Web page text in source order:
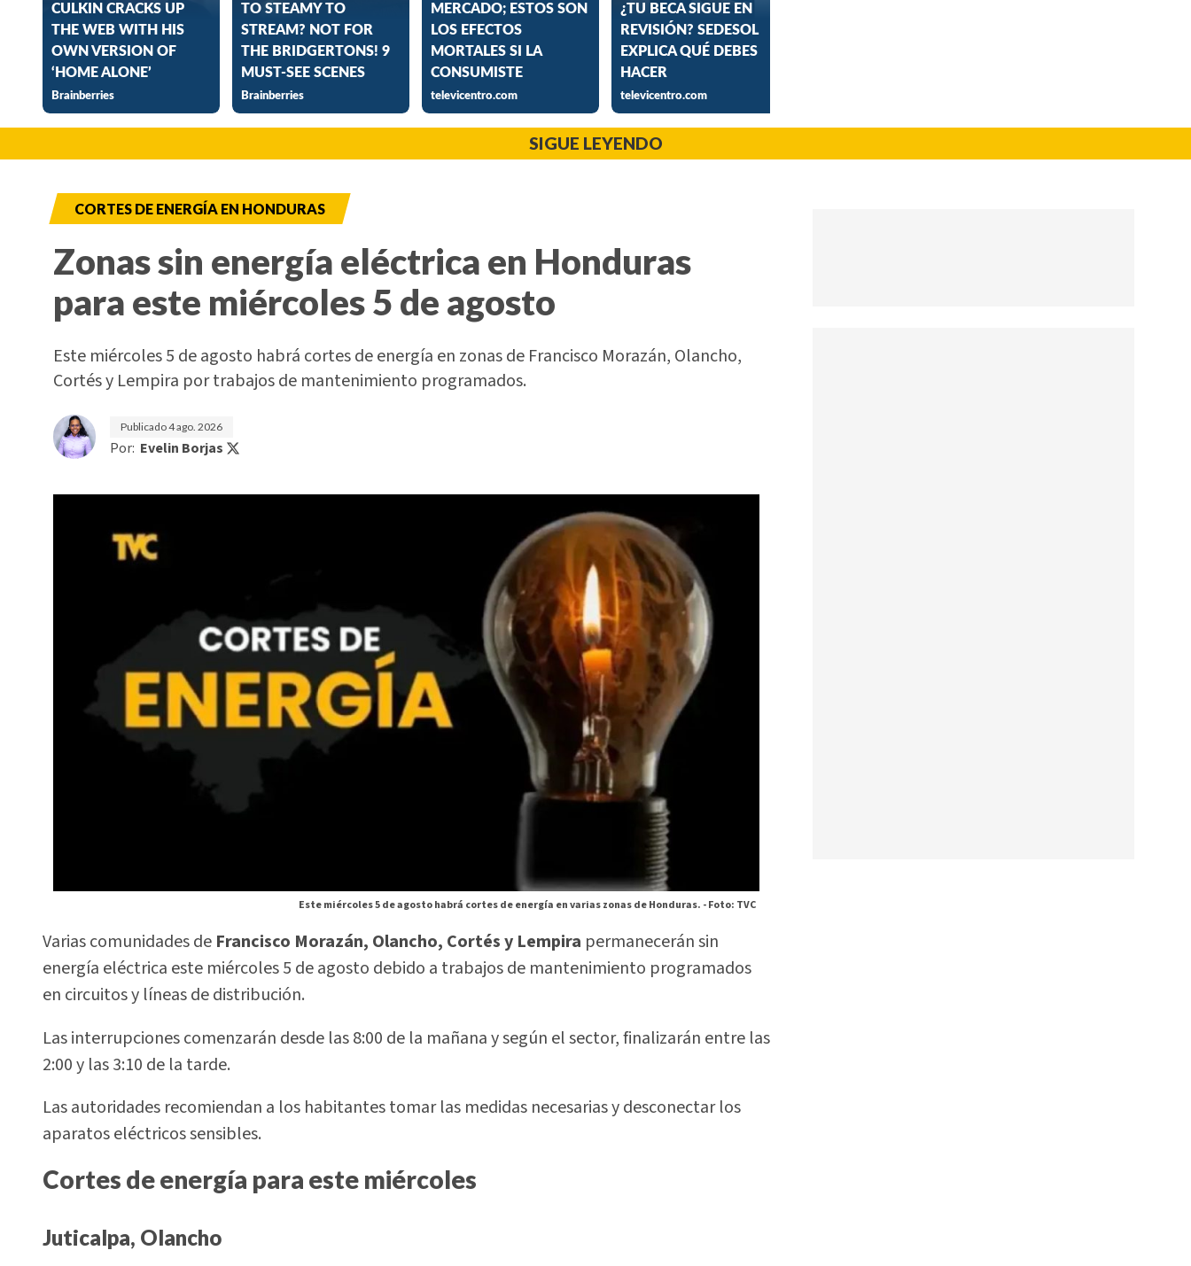
SIGUE LEYENDO
CORTES DE ENERGÍA EN HONDURAS
Zonas sin energía eléctrica en Honduras
para este miércoles 5 de agosto
Este miércoles 5 de agosto habrá cortes de energía en zonas de Francisco Morazán, Olancho,
Cortés y Lempira por trabajos de mantenimiento programados.
Publicado4 ago. 2026
Por: Evelin Borjas
Este miércoles 5 de agosto habrá cortes de energía en varias zonas de Honduras. -Foto: TVC
Varias comunidades de Francisco Morazán, Olancho, Cortés y Lempira permanecerán sin
energía eléctrica este miércoles 5 de agosto debido a trabajos de mantenimiento programados
en circuitos y líneas de distribución.
Las interrupciones comenzarán desde las 8:00 de la mañana y según el sector, finalizarán entre las
2:00 y las 3:10 de la tarde.
Las autoridades recomiendan a los habitantes tomar las medidas necesarias y desconectar los
aparatos eléctricos sensibles.
Cortes de energía para este miércoles
Juticalpa, Olancho